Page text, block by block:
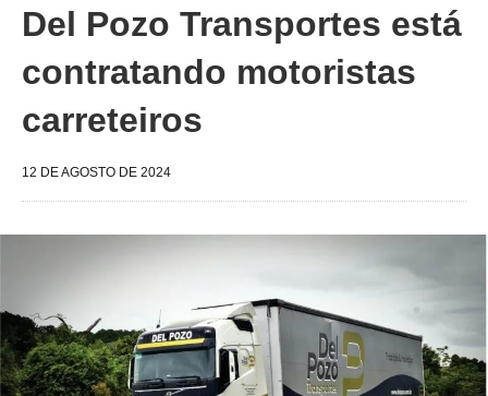
Del Pozo Transportes está
contratando motoristas
carreteiros
12 DE AGOSTO DE 2024